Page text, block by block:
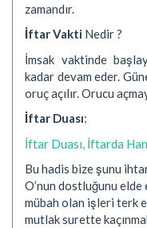
zamandır.
İftar Vakti Nedir ?
İmsak vaktinde
kadar devam eder.
oruç açılır. Orucu
İftar Duası:
İftar Duası, İftarda
Bu hadis bize şunu
O’nun dostluğunu elde
mübah olan işleri terk
mutlak surette